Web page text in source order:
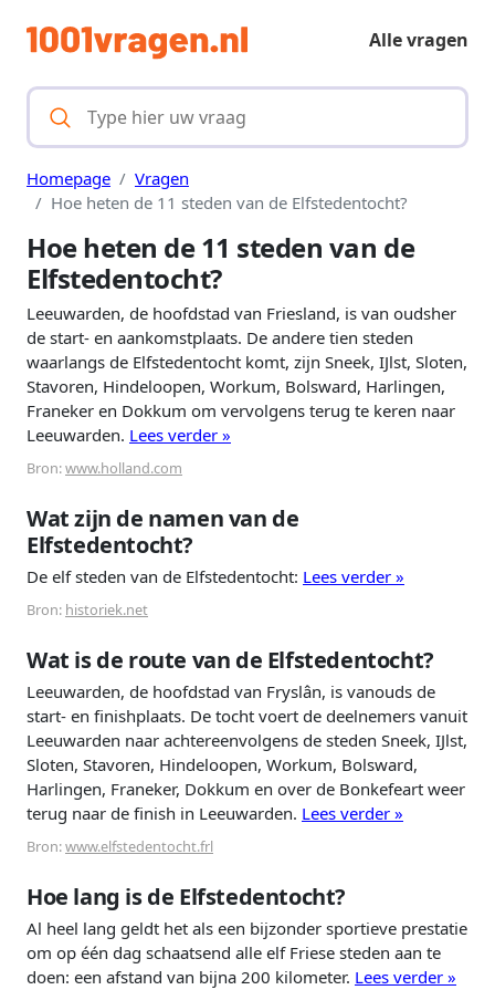
Alle vragen
Homepage
Vragen
Hoe heten de 11 steden van de Elfstedentocht?
Hoe heten de 11 steden van de
Elfstedentocht?
Leeuwarden, de hoofdstad van Friesland, is van oudsher
de start- en aankomstplaats. De andere tien steden
waarlangs de Elfstedentocht komt, zijn Sneek, IJlst, Sloten,
Stavoren, Hindeloopen, Workum, Bolsward, Harlingen,
Franeker en Dokkum om vervolgens terug te keren naar
Leeuwarden. Lees verder »
Bron:www.holland.com
Wat zijn de namen van de
Elfstedentocht?
De elf steden van de Elfstedentocht: Lees verder »
Bron: historiek.net
Wat is de route van de Elfstedentocht?
Leeuwarden, de hoofdstad van Fryslân, is vanouds de
start- en finishplaats. De tocht voert de deelnemers vanuit
Leeuwarden naar achtereenvolgens de steden Sneek, IJlst,
Sloten, Stavoren, Hindeloopen, Workum, Bolsward,
Harlingen, Franeker, Dokkum en over de Bonkefeart weer
terug naar de finish in Leeuwarden. Lees verder »
Bron:www.elfstedentocht.frl
Hoe lang is de Elfstedentocht?
Al heel lang geldt het als een bijzonder sportieve prestatie
om op één dag schaatsend alle elf Friese steden aan te
doen: een afstand van bijna 200 kilometer. Lees verder »